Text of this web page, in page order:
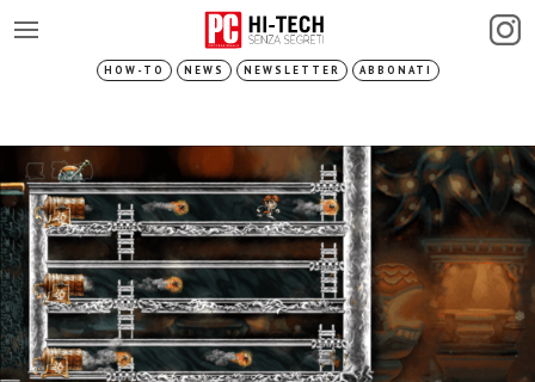
HOW-TO NEWS NEWSLETTER ABBONATI